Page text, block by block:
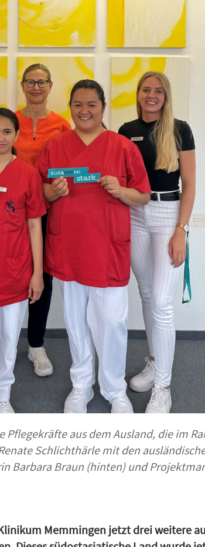
aus dem Ausland, die im
Schlichthärle mit den
Barbara Braun (hinten) und
Memmingen jetzt drei weitere